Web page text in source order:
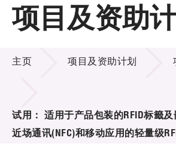
主页
关于LSCM
技术商品化
合作计划
项目及资助
项目及资助计划
主页 项目及资助计划
试用： 适用于产品包装的RFID标籤
近场通讯(NFC)和移动应用的轻量级